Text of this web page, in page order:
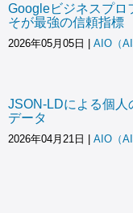
Googleビジネスプロ
そが最強の信頼指標
2026年05月05日 AIO（AI
JSON-LDによる個人
データ
2026年04月21日 AIO（AI